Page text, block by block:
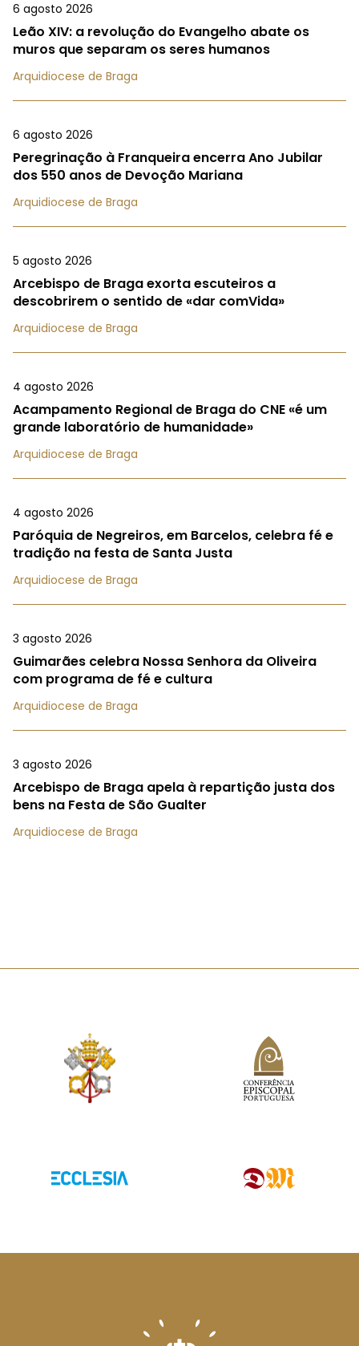
6 agosto 2026
Leão XIV: a revolução do Evangelho abate os
muros que separam os seres humanos
Arquidiocese de Braga
6 agosto 2026
Peregrinação à Franqueira encerra Ano Jubilar
dos 550 anos de Devoção Mariana
Arquidiocese de Braga
5 agosto 2026
Arcebispo de Braga exorta escuteiros a
descobrirem o sentido de «dar comVida»
Arquidiocese de Braga
4 agosto 2026
Acampamento Regional de Braga do CNE «é um
grande laboratório de humanidade»
Arquidiocese de Braga
4 agosto 2026
Paróquia de Negreiros, em Barcelos, celebra fé e
tradição na festa de Santa Justa
Arquidiocese de Braga
3 agosto 2026
Guimarães celebra Nossa Senhora da Oliveira
com programa de fé e cultura
Arquidiocese de Braga
3 agosto 2026
Arcebispo de Braga apela à repartição justa dos
bens na Festa de São Gualter
Arquidiocese de Braga